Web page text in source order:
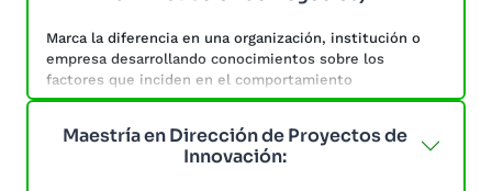
Aprenderás de Multimedia educativa, Instrumentos de
evaluación, Innovación educativa y Programas por
competencias.
Marca la diferencia en una organización, institución o
empresa desarrollando conocimientos sobre los
factores que inciden en el comportamiento
organizacional, a fin de gestionar estratégicamente los
que generen ventajas competitivas.
Maestría en Dirección de Proyectos de
Innovación: